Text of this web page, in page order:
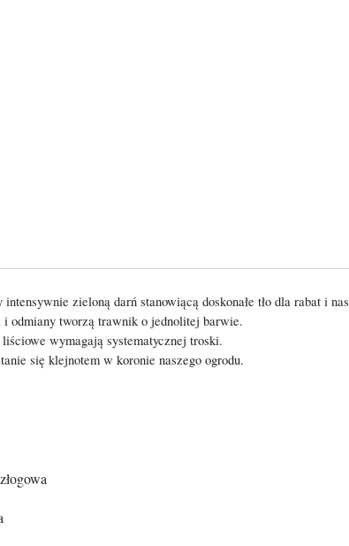
zieloną darń stanowiącą doskonałe tło dla rabat i
i odmiany tworzą trawnik o jednolitej barwie.
wymagają systematycznej troski.
się klejnotem w koronie naszego ogrodu.